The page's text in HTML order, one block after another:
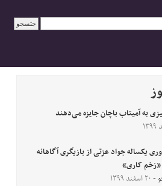
به آمیتاب باچان جایزه می‌دهند
یکساله جواد عزتی از بازیگری آگاهانه
«زخم کاری»
- ۲۰ اسفند ۱۳۹۹